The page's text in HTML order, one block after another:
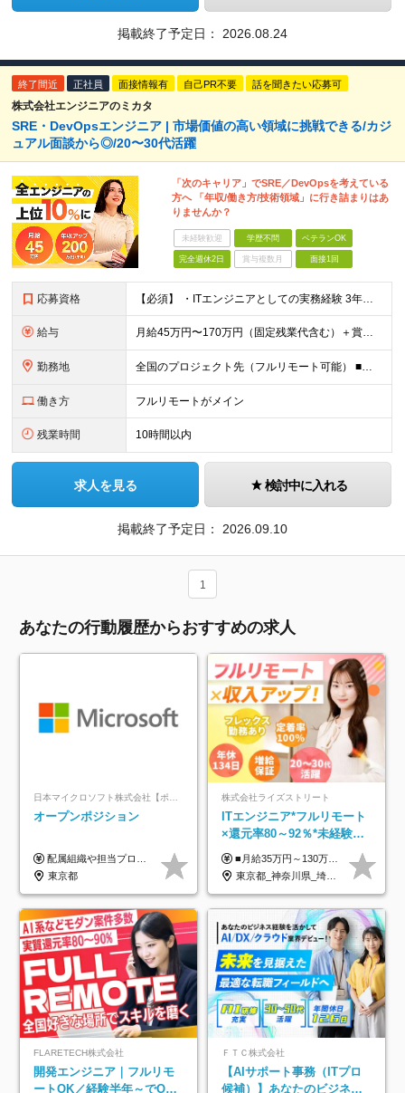
掲載終了予定日： 2026.08.24
終了間近 正社員 面接情報有 自己PR不要 話を聞きたい応募可
株式会社エンジニアのミカタ
SRE・DevOpsエンジニア | 市場価値の高い領域に挑戦できる/カジ
ュアル面談から◎/20〜30代活躍
「次のキャリア」でSRE／DevOpsを考えている
方へ 「年収/働き方/技術領域」に行き詰まりはあ
りませんか？
未経験歓迎 学歴不問 ベテランOK
完全週休2日 賞与複数月 面接1回
応募資格 【必須】 ・ITエンジニアとしての実務経験 3年以上 （インフラエンジニア／サーバーエンジニア／ネットワークエンジニア／クラウドエンジニア／社内SE／バックエンドエンジニア等、領域不問） ・AWS／G
給与 月給45万円〜170万円（固定残業代含む）＋賞与＋インセンティブ 想定年収：620万円〜2,000万円 ◎入社した全員が年収UP（平均170万円UP） ※経験・能力などを考慮の上、決定します。 ※月
勤務地 全国のプロジェクト先（フルリモート可能） ■プロジェクトは100%完全選択制 ■帰社日なし（社内業務は一切ありません） 【拠点】 ◆本社／東京都新宿区西新宿2丁目6番1号 新宿住友ビル28階 ◆大阪
働き方 フルリモートがメイン
残業時間 10時間以内
求人を見る 検討中に入れる
掲載終了予定日： 2026.09.10
1
あなたの行動履歴からおすすめの求人
日本マイクロソフト株式会社【ポジションマッチ登録】
オープンポジション
配属組織や担当プロジェクトにより異なります。 ▼参考情報 ----------------------- 年俸650万～（1/12を月々支給） ※経験、能力を考慮の上、当社規定により優遇いたします。 ※時間外、休日出勤、深夜手当に対する賃金も基本年俸に含みます。
東京都
株式会社ライズストリート
ITエンジニア*フルリモート
×還元率80～92％*未経験歓
迎*年休134日*月給35万～*
定着率100%
■月給35万円～130万円＋賞与年2回＋各種手当 ※システムエンジニアの経験をお持ちの方は月給41万円以上＋賞与年2回（108万円～）＋手当 ■単価（年収）アップのチャンスは最大年12回 ※残業代は1分単位で100％全額支給。サービス残業などは一切ありません ※試用期間6ヵ月（試用期間中の待遇・給与に差はありません）
東京都_神奈川県_埼玉県_千葉県_大阪府_愛知県_北海道_青森県_岩手県_宮城県_秋田県_山形県_福島県_茨城県_栃木県_群馬県_新潟県_山梨県_長野県_富山県_石川県_福井県_静岡県_岐阜県_三重県_兵庫県_京都府_滋賀県_奈良県_和歌山県_広島県_岡山県_鳥取県_島根県_山口県_徳島県_香川県_愛媛県_高知県_福岡県_熊本県_佐賀県_長崎県_大分県_宮崎県_鹿児島県_沖縄県
FLARETECH株式会社
開発エンジニア｜フルリモ
ートOK／経験半年～でOK
ＦＴＣ株式会社
【AIサポート事務（ITプロ
候補）】あなたのビジネス